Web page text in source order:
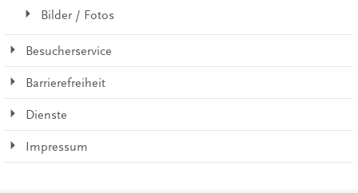
Bilder / Fotos
Besucherservice
Barrierefreiheit
Dienste
Impressum